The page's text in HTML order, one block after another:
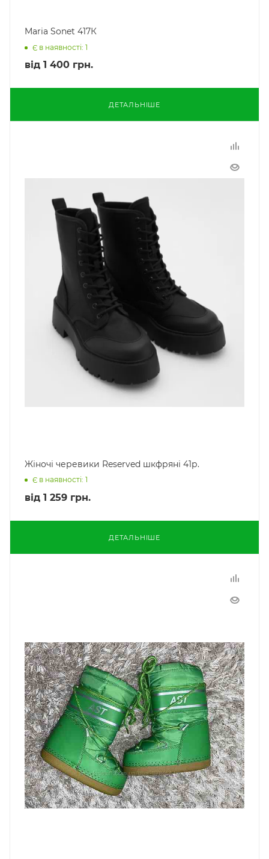
Maria Sonet 417К
Є в наявності: 1
від 1 400 грн.
ДЕТАЛЬНІШЕ
Жіночі черевики Reserved шкфряні 41р.
Є в наявності: 1
від 1 259 грн.
ДЕТАЛЬНІШЕ